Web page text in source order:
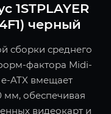
1STPLAYER
черный
сборки среднего
фактора Midi-
ATX вмещает
мм, обеспечивая
видеокарт и